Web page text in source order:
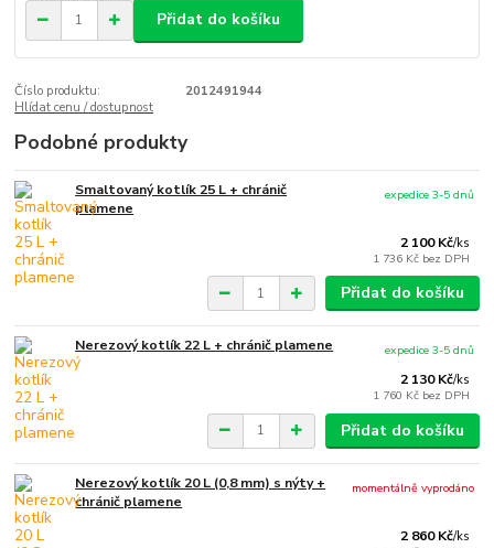
Přidat do košíku
Číslo produktu:
2012491944
Hlídat cenu / dostupnost
Podobné produkty
Smaltovaný kotlík 25 L + chránič
plamene
2 100 Kč/ks
1 736 Kč bez DPH
expedice 3-5 dnů
Přidat do košíku
Nerezový kotlík 22 L + chránič plamene
2 130 Kč/ks
1 760 Kč bez DPH
expedice 3-5 dnů
Přidat do košíku
Nerezový kotlík 20 L (0,8 mm) s nýty +
chránič plamene
2 860 Kč/ks
momentálně vyprodáno